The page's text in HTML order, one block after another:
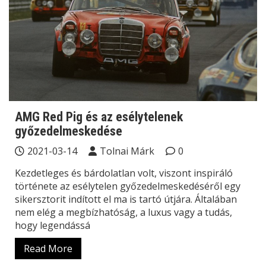
AMG Red Pig és az esélytelenek
győzedelmeskedése
2021-03-14 Tolnai Márk
0
Kezdetleges és bárdolatlan volt, viszont inspiráló
története az esélytelen győzedelmeskedéséről egy
sikersztorit indított el ma is tartó útjára. Általában
nem elég a megbízhatóság, a luxus vagy a tudás,
hogy legendássá
Read More